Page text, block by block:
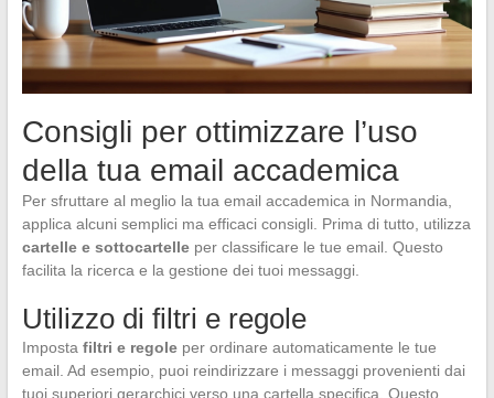
Consigli per ottimizzare l’uso
della tua email accademica
Per sfruttare al meglio la tua email accademica in Normandia,
applica alcuni semplici ma efficaci consigli. Prima di tutto, utilizza
cartelle e sottocartelleper classificare le tue email. Questo
facilita la ricerca e la gestione dei tuoi messaggi.
Utilizzo di filtri e regole
Imposta filtri e regoleper ordinare automaticamente le tue
email. Ad esempio, puoi reindirizzare i messaggi provenienti dai
tuoi superiori gerarchici verso una cartella specifica. Questo